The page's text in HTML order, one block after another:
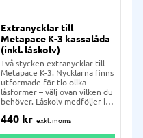
Extranycklar till
Metapace K-3 kassalåda
(inkl. låskolv)
Två stycken extranycklar till
Metapace K-3. Nycklarna finns
utformade för tio olika
låsformer – välj ovan vilken du
behöver. Låskolv medföljer i
bort.
440 kr